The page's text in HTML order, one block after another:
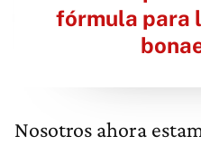
fórmula para
Nosotros ahora